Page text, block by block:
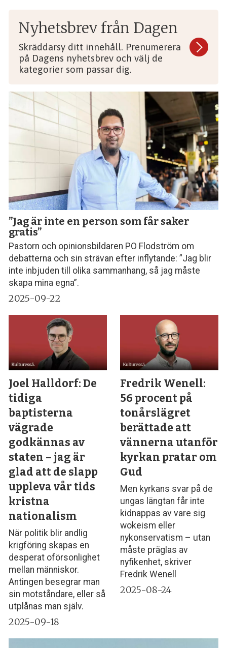
Nyhetsbrev från Dagen
Skräddarsy ditt innehåll. Prenumerera
på Dagens nyhetsbrev och välj de
kategorier som passar dig.
”Jag är inte en person som får saker
gratis”
Pastorn och opinionsbildaren PO Flodström om
debatterna och sin strävan efter inflytande: ”Jag blir
inte inbjuden till olika sammanhang, så jag måste
skapa mina egna”.
2025-09-22
Joel Halldorf: De
tidiga
baptisterna
vägrade
godkännas av
staten – jag är
glad att de slapp
uppleva vår tids
kristna
nationalism
När politik blir andlig
krigföring skapas en
desperat oförsonlighet
mellan människor.
Antingen besegrar man
sin motståndare, eller så
utplånas man själv.
2025-09-18
Fredrik Wenell:
56 procent på
tonårslägret
berättade att
vännerna utanför
kyrkan pratar om
Gud
Men kyrkans svar på de
ungas längtan får inte
kidnappas av vare sig
wokeism eller
nykonservatism – utan
måste präglas av
nyfikenhet, skriver
Fredrik Wenell
2025-08-24